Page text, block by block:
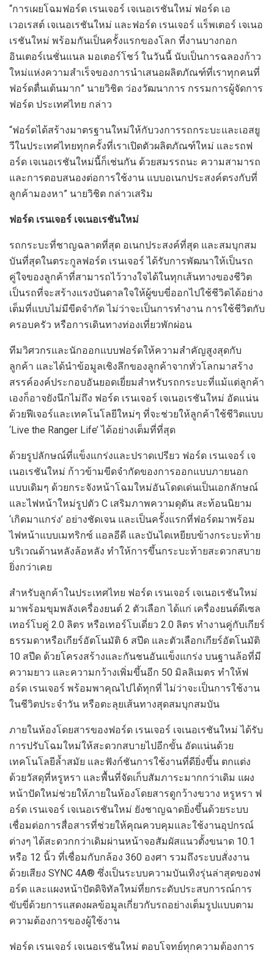
“การเผยโฉมฟอร์ด เรนเจอร์ เจเนอเรชันใหม่ ฟอร์ด เอ
เวอเรสต์ เจเนอเรชันใหม่ และฟอร์ด เรนเจอร์ แร็พเตอร์ เจเนอ
เรชันใหม่ พร้อมกันเป็นครั้งแรกของโลก ที่งานบางกอก
อินเตอร์เนชั่นแนล มอเตอร์โชว์ ในวันนี้ นับเป็นการฉลองก้าว
ใหม่แห่งความสำเร็จของการนำเสนอผลิตภัณฑ์ที่เราทุกคนที่
ฟอร์ดตื่นเต้นมาก” นายวิชิต ว่องวัฒนาการ กรรมการผู้จัดการ
ฟอร์ด ประเทศไทย กล่าว
“ฟอร์ดได้สร้างมาตรฐานใหม่ให้กับวงการรถกระบะและเอสยู
วีในประเทศไทยทุกครั้งที่เราเปิดตัวผลิตภัณฑ์ใหม่ และรถฟ
อร์ด เจเนอเรชันใหม่นี้ก็เช่นกัน ด้วยสมรรถนะ ความสามารถ
และการตอบสนองต่อการใช้งาน แบบอเนกประสงค์ตรงกับที่
ลูกค้ามองหา” นายวิชิต กล่าวเสริม
ฟอร์ด เรนเจอร์ เจเนอเรชันใหม่
รถกระบะที่ชาญฉลาดที่สุด อเนกประสงค์ที่สุด และสมบุกสม
บันที่สุดในตระกูลฟอร์ด เรนเจอร์ ได้รับการพัฒนาให้เป็นรถ
คู่ใจของลูกค้าที่สามารถไว้วางใจได้ในทุกเส้นทางของชีวิต
เป็นรถที่จะสร้างแรงบันดาลใจให้ผู้ขบขี่ออกไปใช้ชีวิตได้อย่าง
เต็มที่แบบไม่มีขีดจำกัด ไม่ว่าจะเป็นการทำงาน การใช้ชีวิตกับ
ครอบครัว หรือการเดินทางท่องเที่ยวพักผ่อน
ทีมวิศวกรและนักออกแบบฟอร์ดให้ความสำคัญสูงสุดกับ
ลูกค้า และได้นำข้อมูลเชิงลึกของลูกค้าจากทั่วโลกมาสร้าง
สรรค์องค์ประกอบอันยอดเยี่ยมสำหรับรถกระบะที่แม้แต่ลูกค้า
เองก็อาจยังนึกไม่ถึง ฟอร์ด เรนเจอร์ เจเนอเรชันใหม่ อัดแน่น
ด้วยฟีเจอร์และเทคโนโลยีใหม่ๆ ที่จะช่วยให้ลูกค้าใช้ชีวิตแบบ
‘Live the Ranger Life’ ได้อย่างเต็มที่ที่สุด
ด้วยรูปลักษณ์ที่แข็งแกร่งและปราดเปรียว ฟอร์ด เรนเจอร์ เจ
เนอเรชันใหม่ ก้าวข้ามขีดจำกัดของการออกแบบภายนอก
แบบเดิมๆ ด้วยกระจังหน้าโฉมใหม่อันโดดเด่นเป็นเอกลักษณ์
และไฟหน้าใหม่รูปตัว C เสริมภาพความดุดัน สะท้อนนิยาม
‘เกิดมาแกร่ง’ อย่างชัดเจน และเป็นครั้งแรกที่ฟอร์ดมาพร้อม
ไฟหน้าแบบเมทริกซ์ แอลอีดี และบันไดเหยียบข้างกระบะท้าย
บริเวณด้านหลังล้อหลัง ทำให้การขึ้นกระบะท้ายสะดวกสบาย
ยิ่งกว่าเคย
สำหรับลูกค้าในประเทศไทย ฟอร์ด เรนเจอร์ เจเนอเรชันใหม่
มาพร้อมขุมพลังเครื่องยนต์ 2 ตัวเลือก ได้แก่ เครื่องยนต์ดีเซล
เทอร์โบคู่ 2.0 ลิตร หรือเทอร์โบเดี่ยว 2.0 ลิตร ทำงานคู่กับเกียร์
ธรรมดาหรือเกียร์อัตโนมัติ 6 สปีด และตัวเลือกเกียร์อัตโนมัติ
10 สปีด ด้วยโครงสร้างและกันชนอันแข็งแกร่ง บนฐานล้อที่มี
ความยาว และความกว้างเพิ่มขึ้นอีก 50 มิลลิเมตร ทำให้ฟ
อร์ด เรนเจอร์ พร้อมพาคุณไปได้ทุกที่ ไม่ว่าจะเป็นการใช้งาน
ในชีวิตประจำวัน หรือตะลุยเส้นทางสุดสมบุกสมบัน
ภายในห้องโดยสารของฟอร์ด เรนเจอร์ เจเนอเรชันใหม่ ได้รับ
การปรับโฉมใหม่ให้สะดวกสบายไปอีกขั้น อัดแน่นด้วย
เทคโนโลยีล้ำสมัย และฟังก์ชันการใช้งานที่ดียิ่งขึ้น ตกแต่ง
ด้วยวัสดุที่หรูหรา และพื้นที่จัดเก็บสัมภาระมากกว่าเดิม แผง
หน้าปัดใหม่ช่วยให้ภายในห้องโดยสารดูกว้างขวาง หรูหรา ฟ
อร์ด เรนเจอร์ เจเนอเรชันใหม่ ยังชาญฉาดยิ่งขึ้นด้วยระบบ
เชื่อมต่อการสื่อสารที่ช่วยให้คุณควบคุมและใช้งานอุปกรณ์
ต่างๆ ได้สะดวกกว่าเดิมผ่านหน้าจอสัมผัสแนวตั้งขนาด 10.1
หรือ 12 นิ้ว ที่เชื่อมกับกล้อง 360 องศา รวมถึงระบบสั่งงาน
ด้วยเสียง SYNC 4A® ซึ่งเป็นระบบความบันเทิงรุ่นล่าสุดของฟ
อร์ด และแผงหน้าปัดดิจิทัลใหม่ที่ยกระดับประสบการณ์การ
ขับขี่ด้วยการแสดงผลข้อมูลเกี่ยวกับรถอย่างเต็มรูปแบบตาม
ความต้องการของผู้ใช้งาน
ฟอร์ด เรนเจอร์ เจเนอเรชันใหม่ ตอบโจทย์ทุกความต้องการ